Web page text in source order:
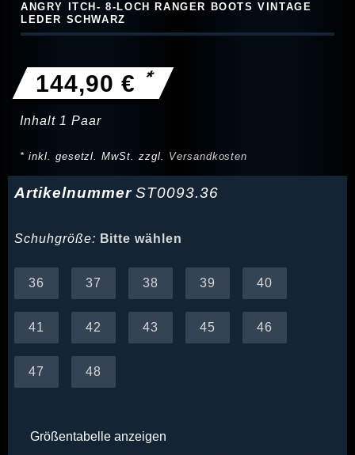
ANGRY ITCH- 8-LOCH RANGER BOOTS VINTAGE
LEDER SCHWARZ
144,90 € *
Inhalt 1 Paar
* inkl. gesetzl. MwSt. zzgl. Versandkosten
ArtikelnummerST0093.36
Schuhgröße: Bitte wählen
36 37 38 39 40
41 42 43 45 46
47 48
Größentabelle anzeigen